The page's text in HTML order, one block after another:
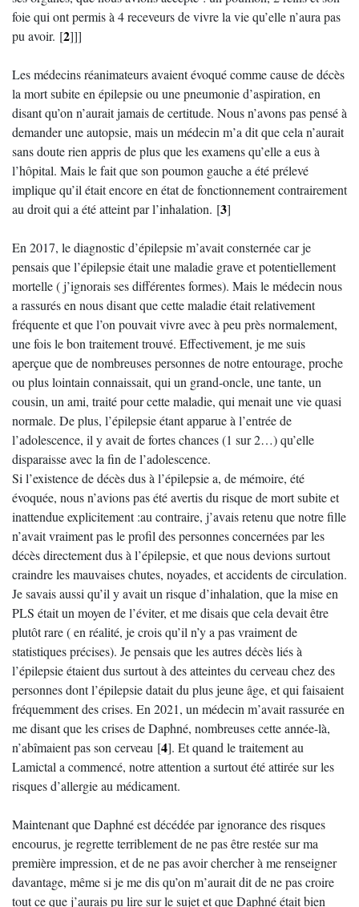
foie qui ont permis à 4 receveurs de vivre la vie qu’elle n’aura pas
pu avoir. [2]]]
Les médecins réanimateurs avaient évoqué comme cause de décès
la mort subite en épilepsie ou une pneumonie d’aspiration, en
disant qu’on n’aurait jamais de certitude. Nous n’avons pas pensé à
demander une autopsie, mais un médecin m’a dit que cela n’aurait
sans doute rien appris de plus que les examens qu’elle a eus à
l’hôpital. Mais le fait que son poumon gauche a été prélevé
implique qu’il était encore en état de fonctionnement contrairement
au droit qui a été atteint par l’inhalation. [3]
En 2017, le diagnostic d’épilepsie m’avait consternée car je
pensais que l’épilepsie était une maladie grave et potentiellement
mortelle ( j’ignorais ses différentes formes). Mais le médecin nous
a rassurés en nous disant que cette maladie était relativement
fréquente et que l’on pouvait vivre avec à peu près normalement,
une fois le bon traitement trouvé. Effectivement, je me suis
aperçue que de nombreuses personnes de notre entourage, proche
ou plus lointain connaissait, qui un grand-oncle, une tante, un
cousin, un ami, traité pour cette maladie, qui menait une vie quasi
normale. De plus, l’épilepsie étant apparue à l’entrée de
l’adolescence, il y avait de fortes chances (1 sur 2…) qu’elle
disparaisse avec la fin de l’adolescence.
Si l’existence de décès dus à l’épilepsie a, de mémoire, été
évoquée, nous n’avions pas été avertis du risque de mort subite et
inattendue explicitement :au contraire, j’avais retenu que notre fille
n’avait vraiment pas le profil des personnes concernées par les
décès directement dus à l’épilepsie, et que nous devions surtout
craindre les mauvaises chutes, noyades, et accidents de circulation.
Je savais aussi qu’il y avait un risque d’inhalation, que la mise en
PLS était un moyen de l’éviter, et me disais que cela devait être
plutôt rare ( en réalité, je crois qu’il n’y a pas vraiment de
statistiques précises). Je pensais que les autres décès liés à
l’épilepsie étaient dus surtout à des atteintes du cerveau chez des
personnes dont l’épilepsie datait du plus jeune âge, et qui faisaient
fréquemment des crises. En 2021, un médecin m’avait rassurée en
me disant que les crises de Daphné, nombreuses cette année-là,
n’abîmaient pas son cerveau [4]. Et quand le traitement au
Lamictal a commencé, notre attention a surtout été attirée sur les
risques d’allergie au médicament.
Maintenant que Daphné est décédée par ignorance des risques
encourus, je regrette terriblement de ne pas être restée sur ma
première impression, et de ne pas avoir chercher à me renseigner
davantage, même si je me dis qu’on m’aurait dit de ne pas croire
tout ce que j’aurais pu lire sur le sujet et que Daphné était bien